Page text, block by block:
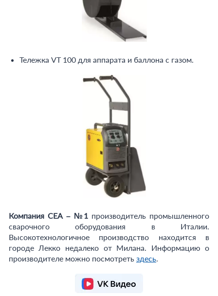
Тележка VT 100 для аппарата и баллона с газом.
Компания СЕА – №1 производитель промышленного
сварочного оборудования в Италии.
Высокотехнологичное производство находится в
городе Лекко недалеко от Милана. Информацию о
производителе можно посмотреть здесь.